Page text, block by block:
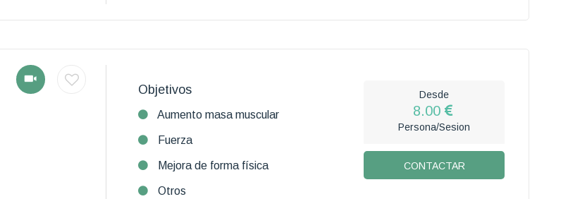
Objetivos
Aumento masa muscular
Fuerza
Mejora de forma física
Otros
Desde
8.00
Persona/Sesion
CONTACTAR